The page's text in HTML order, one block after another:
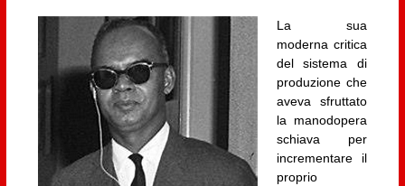
La sua
moderna critica
del sistema di
produzione che
aveva sfruttato
la manodopera
schiava per
incrementare il
proprio